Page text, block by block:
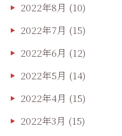
2022年8月 (10)
2022年7月 (15)
2022年6月 (12)
2022年5月 (14)
2022年4月 (15)
2022年3月 (15)